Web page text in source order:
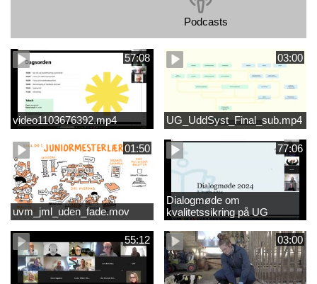
Podcasts
57:08
video1103676392.mp4
03:00
UG_UddSyst_Final_sub.mp4
01:50
uvm_jml_uden_fade.mov
77:06
Dialogmøde om
kvalitetssikring på UG
55:12 03:00